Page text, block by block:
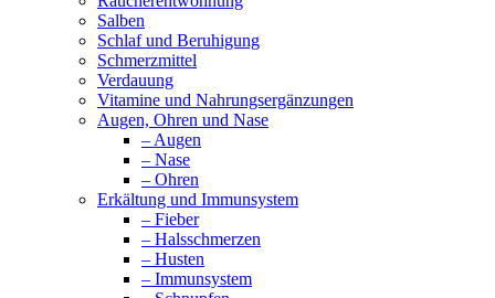
Salben
Schlaf und Beruhigung
Schmerzmittel
Verdauung
Vitamine und Nahrungsergänzungen
Augen, Ohren und Nase
– Augen
– Nase
– Ohren
Erkältung und Immunsystem
– Fieber
– Halsschmerzen
– Husten
– Immunsystem